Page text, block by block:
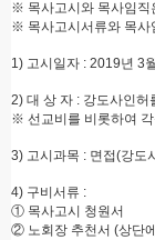
※ 목사고시와 목사임
※ 목사고시서류와 목
1) 고시일자 : 2019년 3월
2) 대 상 자 : 강도사인허
※ 선교비를 비롯하여
3) 고시과목 : 면접(강도
4) 구비서류 :
① 목사고시 청원서
② 노회장 추천서 (상단